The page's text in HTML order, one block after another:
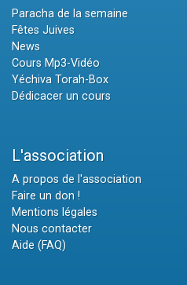
Paracha de la semaine
Fêtes Juives
News
Cours Mp3-Vidéo
Yéchiva Torah-Box
Dédicacer un cours
L'association
A propos de l'association
Faire un don !
Mentions légales
Nous contacter
Aide (FAQ)